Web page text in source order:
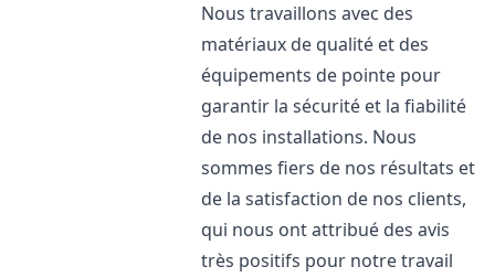
Nous travaillons avec des
matériaux de qualité et des
équipements de pointe pour
garantir la sécurité et la fiabilité
de nos installations. Nous
sommes fiers de nos résultats et
de la satisfaction de nos clients,
qui nous ont attribué des avis
très positifs pour notre travail